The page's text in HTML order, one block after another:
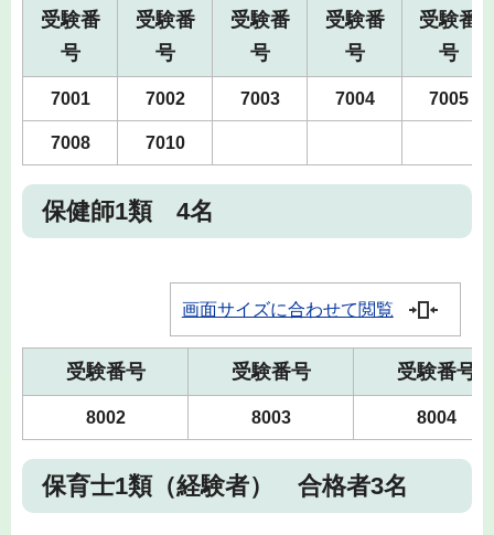
受験番
号
受験番
号
受験番
号
受験番
号
受験番
号
7001 7002 7003 7004 7005
7008 7010
保健師1類 4名
画面サイズに合わせて閲覧
受験番号 受験番号 受験番号
8002 8003 8004
保育士1類（経験者） 合格者3名